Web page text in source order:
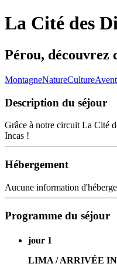
La Cité des
Pérou, découvrez
MontagneNatureCulture
Description du séjour
Grâce à notre circuit La Cité
Incas !
Hébergement
Aucune information
Programme du séjour
jour 1
LIMA / ARRIVÉE